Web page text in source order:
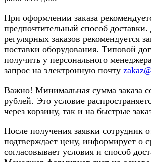
При оформлении заказа
предпочтительный способ
регулярных заказов рекомендуется
поставки оборудования. Типовой
получить у персонального
запрос на электронную почту
Важно! Минимальная сумма заказа
рублей. Это условие
через корзину, так и на быстрые
После получения заявки сотрудник
подтверждает цену, информирует о
согласовывает условия и способ